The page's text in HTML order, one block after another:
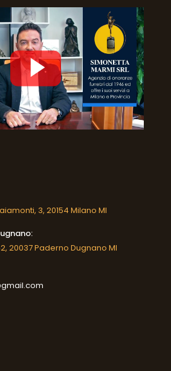
3, 20154 Milano MI
20037 Paderno Dugnano MI